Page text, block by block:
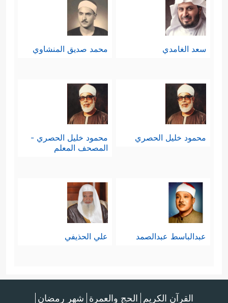
سعد الغامدي محمد صديق المنشاوي
محمود خليل الحصري
محمود خليل الحصري -
المصحف المعلم
عبدالباسط عبدالصمد علي الحذيفي
القرآن الكريم الحج والعمرة شهر رمضان